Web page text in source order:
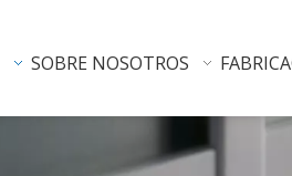
SOBRE NOSOTROS